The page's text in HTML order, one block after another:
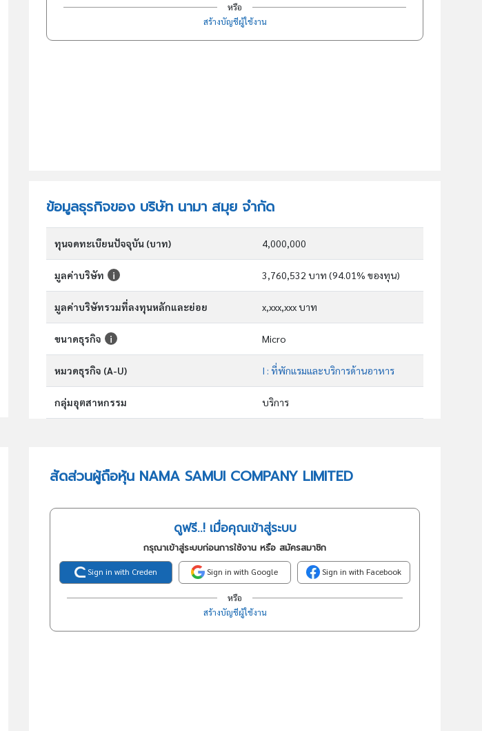
หรือ
สร้างบัญชีผู้ใช้งาน
ข้อมูลธุรกิจของ บริษัท นามา สมุย จำกัด
ทุนจดทะเบียนปัจจุบัน (บาท) 4,000,000
มูลค่าบริษัท 3,760,532 บาท (94.01% ของทุน)
มูลค่าบริษัทรวมที่ลงทุนหลักและย่อย x,xxx,xxx บาท
ขนาดธุรกิจ Micro
หมวดธุรกิจ (A-U) I : ที่พักแรมและบริการด้านอาหาร
กลุ่มอุตสาหกรรม บริการ
สัดส่วนผู้ถือหุ้น NAMA SAMUI COMPANY LIMITED
ดูฟรี..! เมื่อคุณเข้าสู่ระบบ
กรุณาเข้าสู่ระบบก่อนการใช้งาน หรือ สมัครสมาชิก
Sign in with Creden Sign in with Google Sign in with Facebook
หรือ
สร้างบัญชีผู้ใช้งาน